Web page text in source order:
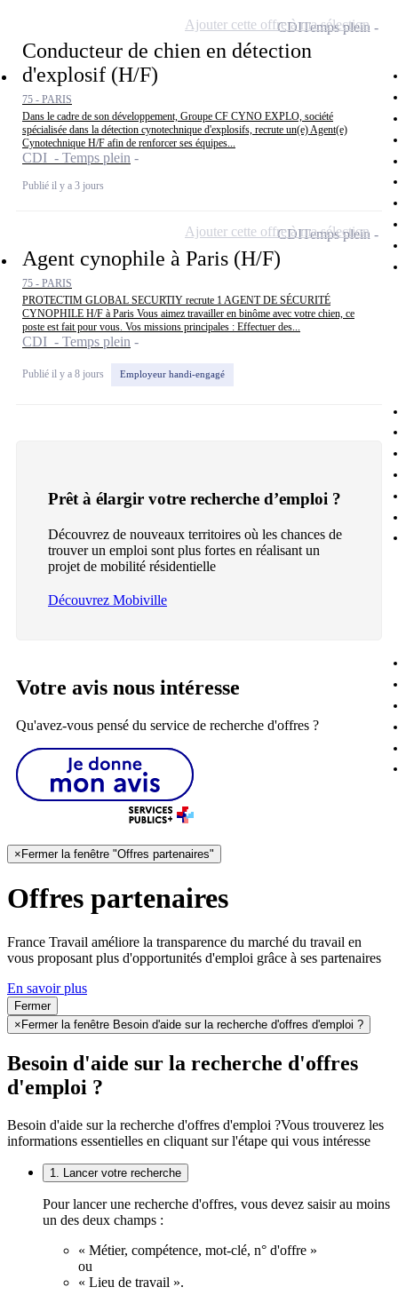
Conducteur de chien en détection
d'explosif (H/F)
75 - PARIS
Dans le cadre de son développement, Groupe CF CYNO EXPLO, société
spécialisée dans la détection cynotechnique d'explosifs, recrute un(e) Agent(e)
Cynotechnique H/F afin de renforcer ses équipes...
CDI - Temps plein
Publié il y a 3 jours
CDITemps plein
Ajouter cette offre à ma sélection
Agent cynophile à Paris (H/F)
75 - PARIS
PROTECTIM GLOBAL SECURTIY recrute 1 AGENT DE SÉCURITÉ
CYNOPHILE H/F à Paris Vous aimez travailler en binôme avec votre chien, ce
poste est fait pour vous. Vos missions principales : Effectuer des...
CDI - Temps plein
Publié il y a 8 jours Employeur handi-engagé
CDITemps plein
Ajouter cette offre à ma sélection
Prêt à élargir votre recherche d’emploi ?
Découvrez de nouveaux territoires où les chances de
trouver un emploi sont plus fortes en réalisant un
projet de mobilité résidentielle
Découvrez Mobiville
Votre avis nous intéresse
Qu'avez-vous pensé du service de recherche d'offres ?
× Fermer la fenêtre "Offres partenaires"
Offres partenaires
France Travail améliore la transparence du marché du travail en
vous proposant plus d'opportunités d'emploi grâce à ses partenaires
En savoir plus
Fermer
× Fermer la fenêtre Besoin d'aide sur la recherche d'offres d'emploi ?
Besoin d'aide sur la recherche d'offres
d'emploi ?
Besoin d'aide sur la recherche d'offres d'emploi ?Vous trouverez les
informations essentielles en cliquant sur l'étape qui vous intéresse
1. Lancer votre recherche
Pour lancer une recherche d'offres, vous devez saisir au moins
un des deux champs :
« Métier, compétence, mot-clé, n° d'offre »
ou
« Lieu de travail ».